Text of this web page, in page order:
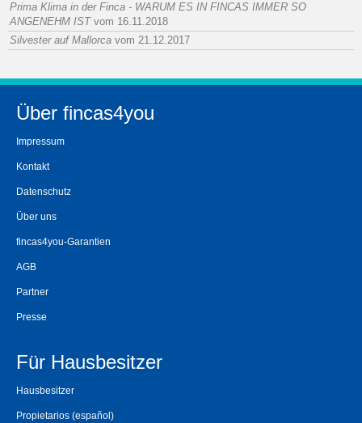
Prima Klima in der Finca - WARUM ES IN FINCAS IMMER SO
ANGENEHM ISTvom 16.11.2018
Silvester auf Mallorca vom 21.12.2017
Über fincas4you
Impressum
Kontakt
Datenschutz
Über uns
fincas4you-Garantien
AGB
Partner
Presse
Für Hausbesitzer
Hausbesitzer
Propietarios (español)